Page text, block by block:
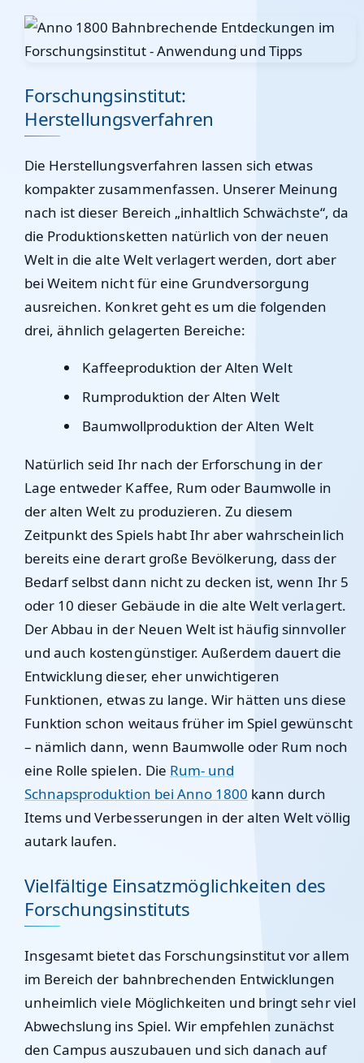
Forschungsinstitut:
Herstellungsverfahren
Die Herstellungsverfahren lassen sich etwas
kompakter zusammenfassen. Unserer Meinung
nach ist dieser Bereich „inhaltlich Schwächste“, da
die Produktionsketten natürlich von der neuen
Welt in die alte Welt verlagert werden, dort aber
bei Weitem nicht für eine Grundversorgung
ausreichen. Konkret geht es um die folgenden
drei, ähnlich gelagerten Bereiche:
Kaffeeproduktion der Alten Welt
Rumproduktion der Alten Welt
Baumwollproduktion der Alten Welt
Natürlich seid Ihr nach der Erforschung in der
Lage entweder Kaffee, Rum oder Baumwolle in
der alten Welt zu produzieren. Zu diesem
Zeitpunkt des Spiels habt Ihr aber wahrscheinlich
bereits eine derart große Bevölkerung, dass der
Bedarf selbst dann nicht zu decken ist, wenn Ihr 5
oder 10 dieser Gebäude in die alte Welt verlagert.
Der Abbau in der Neuen Welt ist häufig sinnvoller
und auch kostengünstiger. Außerdem dauert die
Entwicklung dieser, eher unwichtigeren
Funktionen, etwas zu lange. Wir hätten uns diese
Funktion schon weitaus früher im Spiel gewünscht
– nämlich dann, wenn Baumwolle oder Rum noch
eine Rolle spielen. Die Rum- und
Schnapsproduktion bei Anno 1800 kann durch
Items und Verbesserungen in der alten Welt völlig
autark laufen.
Vielfältige Einsatzmöglichkeiten des
Forschungsinstituts
Insgesamt bietet das Forschungsinstitut vor allem
im Bereich der bahnbrechenden Entwicklungen
unheimlich viele Möglichkeiten und bringt sehr viel
Abwechslung ins Spiel. Wir empfehlen zunächst
den Campus auszubauen und sich danach auf